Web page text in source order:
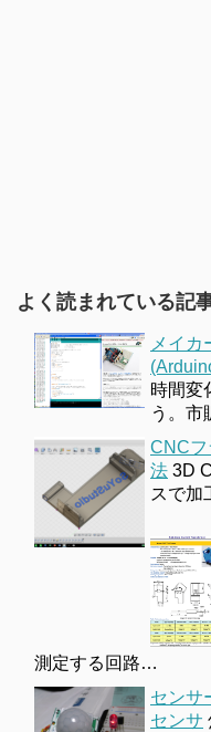
よく読まれている記
メイ
時間変
う。
CNCフ
法 3D
スで加
測定する回路…
センサ
センサ